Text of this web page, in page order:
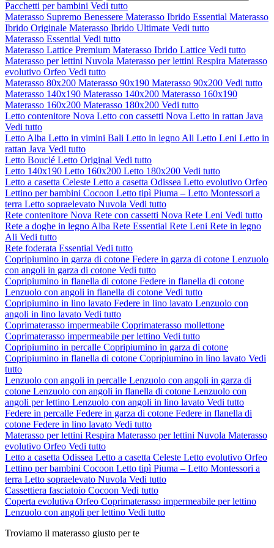
Pacchetti per bambini Vedi tutto
Materasso Supremo Benessere Materasso Ibrido Essential Materasso
Ibrido Originale Materasso Ibrido Ultimate Vedi tutto
Materasso Essential Vedi tutto
Materasso Lattice Premium Materasso Ibrido Lattice Vedi tutto
Materasso per lettini Nuvola Materasso per lettini Respira Materasso
evolutivo Orfeo Vedi tutto
Materasso 80x200 Materasso 90x190 Materasso 90x200 Vedi tutto
Materasso 140x190 Materasso 140x200 Materasso 160x190
Materasso 160x200 Materasso 180x200 Vedi tutto
Letto contenitore Nova Letto con cassetti Nova Letto in rattan Java
Vedi tutto
Letto Alba Letto in vimini Bali Letto in legno Ali Letto Leni Letto in
rattan Java Vedi tutto
Letto Bouclé Letto Original Vedi tutto
Letto 140x190 Letto 160x200 Letto 180x200 Vedi tutto
Letto a casetta Celeste Letto a casetta Odissea Letto evolutivo Orfeo
Lettino per bambini Cocoon Letto tipì Piuma – Letto Montessori a
terra Letto sopraelevato Nuvola Vedi tutto
Rete contenitore Nova Rete con cassetti Nova Rete Leni Vedi tutto
Rete a doghe in legno Alba Rete Essential Rete Leni Rete in legno
Ali Vedi tutto
Rete foderata Essential Vedi tutto
Copripiumino in garza di cotone Federe in garza di cotone Lenzuolo
con angoli in garza di cotone Vedi tutto
Copripiumino in flanella di cotone Federe in flanella di cotone
Lenzuolo con angoli in flanella di cotone Vedi tutto
Copripiumino in lino lavato Federe in lino lavato Lenzuolo con
angoli in lino lavato Vedi tutto
Coprimaterasso impermeabile Coprimaterasso mollettone
Coprimaterasso impermeabile per lettino Vedi tutto
Copripiumino in percalle Copripiumino in garza di cotone
Copripiumino in flanella di cotone Copripiumino in lino lavato Vedi
tutto
Lenzuolo con angoli in percalle Lenzuolo con angoli in garza di
cotone Lenzuolo con angoli in flanella di cotone Lenzuolo con
angoli per lettino Lenzuolo con angoli in lino lavato Vedi tutto
Federe in percalle Federe in garza di cotone Federe in flanella di
cotone Federe in lino lavato Vedi tutto
Materasso per lettini Respira Materasso per lettini Nuvola Materasso
evolutivo Orfeo Vedi tutto
Letto a casetta Odissea Letto a casetta Celeste Letto evolutivo Orfeo
Lettino per bambini Cocoon Letto tipì Piuma – Letto Montessori a
terra Letto sopraelevato Nuvola Vedi tutto
Cassettiera fasciatoio Cocoon Vedi tutto
Coperta evolutiva Orfeo Coprimaterasso impermeabile per lettino
Lenzuolo con angoli per lettino Vedi tutto
Troviamo il materasso giusto per te